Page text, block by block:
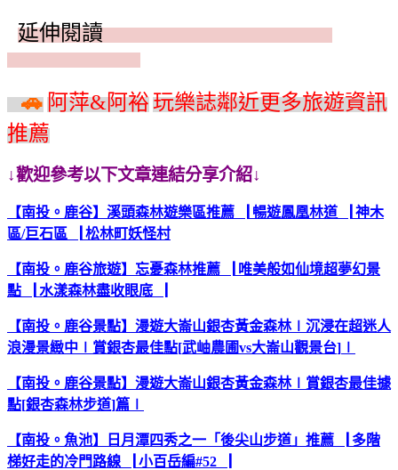
延伸閱讀
🚗阿萍&阿裕玩樂誌鄰近更多旅遊資訊
推薦
↓歡迎參考以下文章連結分享介紹↓
【南投。鹿谷】溪頭森林遊樂區推薦 暢遊鳳凰林道
神木
區/巨石區 松林町妖怪村
【南投。鹿谷旅遊】忘憂森林推薦 唯美般如仙境超夢幻景
點
水漾森林盡收眼底
【南投。鹿谷景點】漫遊大崙山銀杏黃金森林∣沉浸在超迷人
浪漫景緻中∣賞銀杏最佳點[武岫農圃vs大崙山觀景台]
【南投。鹿谷景點】漫遊大崙山銀杏黃金森林∣ 賞銀杏最佳據
點[銀杏森林步道]篇
【南投。魚池】日月潭四秀之一「後尖山步道」推薦
多階
梯好走的冷門路線
小百岳編#52